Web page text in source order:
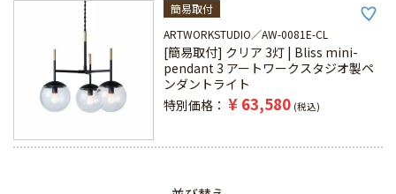
簡易取付
ARTWORKSTUDIO
AW-0081E-CL
[簡易取付] クリア 3灯 | Bliss mini-
pendant 3 アートワークスタジオ製ペ
ンダントライト
特別価格
¥ 63,580 税込